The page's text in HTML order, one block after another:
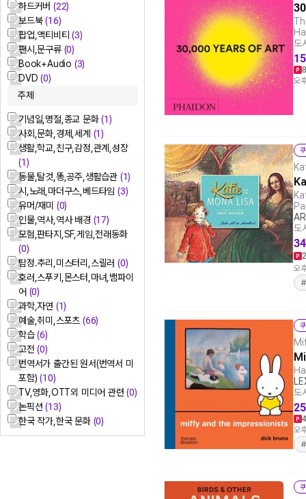
하드커버 (22)
보드북(16)
팝업,액티비티(3)
팬시,문구류 (0)
Book+Audio (3)
DVD(0)
주제
기념일,명절,종교 문화(1)
사회,문화,경제,세계 (1)
생활,학교,친구,감정,관계,성장
(1)
동물,탈것,똥,공주,생활습관 (1)
시,노래,마더구스,베드타임(3)
유머/재미 (0)
인물,역사,역사 배경 (17)
모험,판타지,SF,게임,전래동화
(0)
탐정.추리,미스터리,스릴러(0)
호러,스푸키,몬스터,마녀,뱀파이
어 (0)
과학,자연 (1)
예술,취미,스포츠(66)
학습(6)
고전(0)
번역서가 출간된 원서(번역서 미
포함)(10)
TV,영화,OTT외 미디어 관련(0)
논픽션(13)
한국 작가,한국 문화 (0)
도
15
오
도
34
오
도
25
오